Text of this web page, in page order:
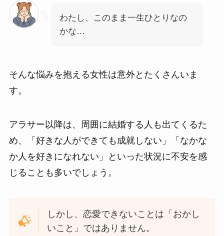
わたし、このまま一生ひとりなの
かな…
そんな悩みを抱える女性は意外とたくさんいま
す。
アラサー以降は、周囲に結婚する人も出てくるた
め、「好きな人ができても成就しない」「なかな
か人を好きになれない」といった状況に不安を感
じることも多いでしょう。
しかし、恋愛できないことは「おかし
いこと」ではありません。